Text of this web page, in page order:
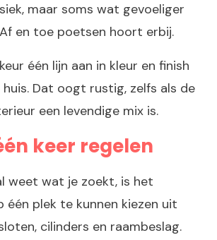
maar soms wat gevoeliger
en toe poetsen hoort erbij.
één lijn aan in kleur en finish
Dat oogt rustig, zelfs als de
een levendige mix is.
keer regelen
weet wat je zoekt, is het
plek te kunnen kiezen uit
cilinders en raambeslag.